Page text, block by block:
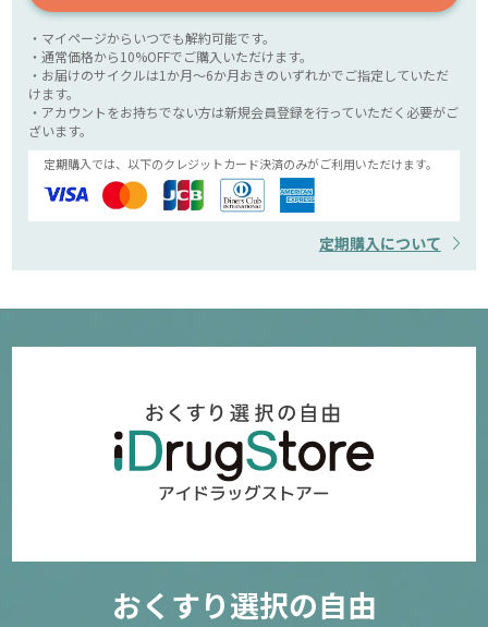
・マイページからいつでも解約可能です。
・通常価格から10%OFFでご購入いただけます。
・お届けのサイクルは1か月～6か月おきのいずれかでご指定していただ
けます。
・アカウントをお持ちでない方は新規会員登録を行っていただく必要がご
ざいます。
定期購入では、以下のクレジットカード決済のみがご利用いただけます。
定期購入について
おくすり選択の自由